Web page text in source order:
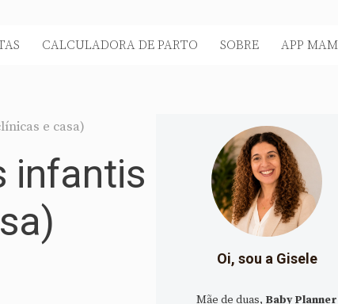
CALCULADORA DE PARTO SOBRE APP
e casa)
infantis
Oi, sou a Gisele
Mãe de duas, Baby Planner